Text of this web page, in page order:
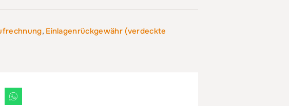
, Einlagenrückgewähr (verdeckte